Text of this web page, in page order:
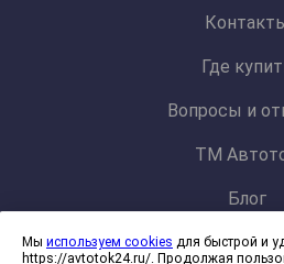
Где
Вопросы и
ТМ
Блог
Политика конфиденциальности и
Мы используем cookies для быстрой и
https://avtotok24.ru/. Продолжая